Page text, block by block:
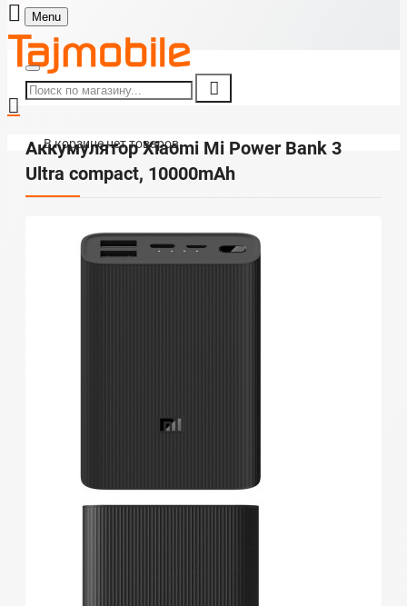
Menu
В корзине нет товаров
Аккумулятор Xiaomi Mi Power Bank 3
Ultra compact, 10000mAh